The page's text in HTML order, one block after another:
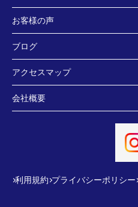
お客様の声
ブログ
アクセスマップ
会社概要
利用規約 プライバシーポリシー